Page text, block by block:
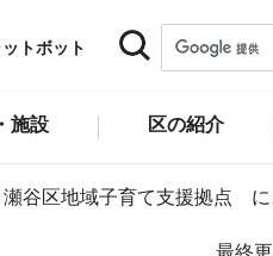
トボット
施設 区の紹介
瀬谷区地域子育て支援拠点 に
最終